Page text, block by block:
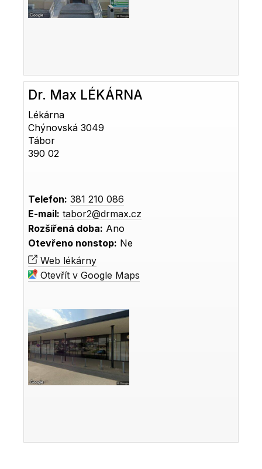
Dr. Max LÉKÁRNA
Lékárna
Chýnovská 3049
Tábor
390 02
Telefon: 381 210 086
E-mail: tabor2@drmax.cz
Rozšířená doba: Ano
Otevřeno nonstop: Ne
Web lékárny
Otevřít v Google Maps